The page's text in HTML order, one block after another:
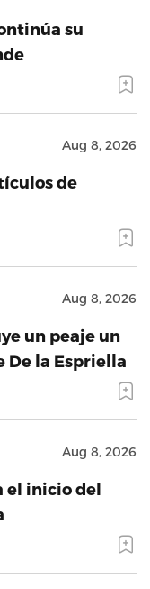
su
Aug 8, 2026
de
Aug 8, 2026
un peaje un
De la Espriella
Aug 8, 2026
el inicio del